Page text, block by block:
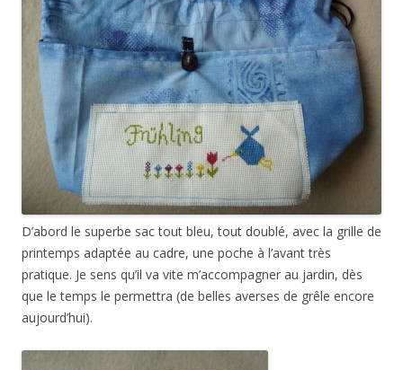
D’abord le superbe sac tout bleu, tout doublé, avec la grille de
printemps adaptée au cadre, une poche à l’avant très
pratique. Je sens qu’il va vite m’accompagner au jardin, dès
que le temps le permettra (de belles averses de grêle encore
aujourd’hui).